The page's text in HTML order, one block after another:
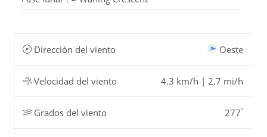
Dirección del viento Oeste
Velocidad del viento 4.3 km/h | 2.7 mi/h
Grados del viento 277º